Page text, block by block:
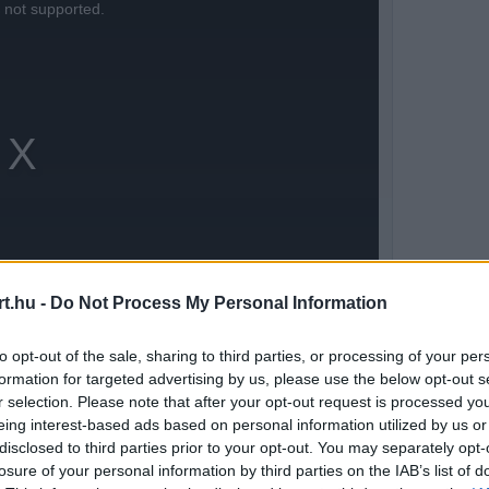
- Do Not Process My Personal Information
opt-out of the sale, sharing to third parties, or processing of your
for targeted advertising by us, please use the below opt-out
selection. Please note that after your opt-out request is processed
interest-based ads based on personal information utilized by us
to third parties prior to your opt-out. You may separately
of your personal information by third parties on the IAB’s list of
supported.
Verstappen jövője finoman szólva is
utalt a korai visszavonulás lehetőségére,